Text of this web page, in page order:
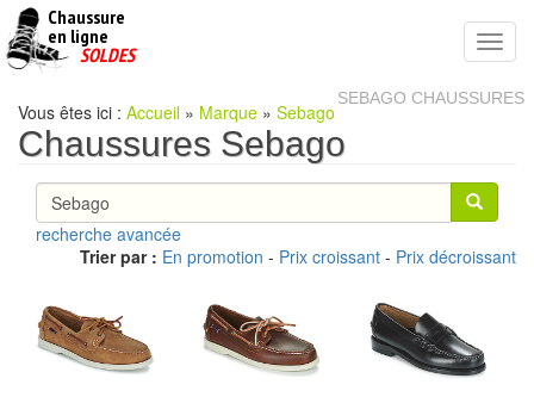
Chaussure
en ligne
pas
SOLDES
SEBAGO CHAUSSURES
Vous êtes ici : Accueil » Marque » Sebago
Chaussures Sebago
recherche avancée
Trier par : En promotion - Prix croissant - Prix décroissant